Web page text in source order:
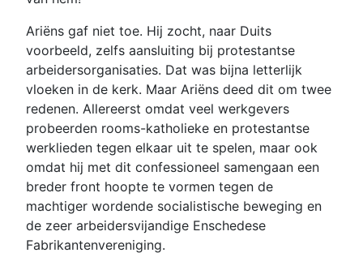
Ariëns gaf niet toe. Hij zocht, naar Duits
voorbeeld, zelfs aansluiting bij protestantse
arbeidersorganisaties. Dat was bijna letterlijk
vloeken in de kerk. Maar Ariëns deed dit om twee
redenen. Allereerst omdat veel werkgevers
probeerden rooms-katholieke en protestantse
werklieden tegen elkaar uit te spelen, maar ook
omdat hij met dit confessioneel samengaan een
breder front hoopte te vormen tegen de
machtiger wordende socialistische beweging en
de zeer arbeidersvijandige Enschedese
Fabrikantenvereniging.